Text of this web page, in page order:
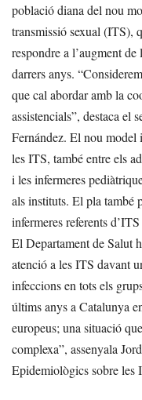
població diana del nou
transmissió sexual (ITS),
respondre a l’augment
darrers anys.
que cal abordar amb la
assistencials”, destaca el
Fernández. El nou model
les ITS, també entre els
i les infermeres
als instituts. El pla també
infermeres referents
El Departament de Salut
atenció a les ITS davant
infeccions en tots els
últims anys a Catalunya
europeus; una situació
complexa”, assenyala
Epidemiològics sobre